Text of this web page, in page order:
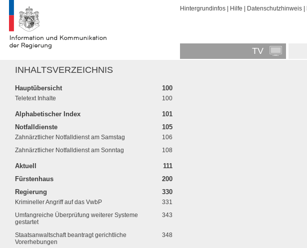
Hintergrundinfos Hilfe Datenschutzhinweis
TV
INHALTSVERZEICHNIS
100
Hauptübersicht
100
Teletext Inhalte
101
Alphabetischer Index
105
Notfalldienste
106
Zahnärztlicher Notfalldienst am Samstag
108
Zahnärztlicher Notfalldienst am Sonntag
111
Aktuell
200
Fürstenhaus
330
Regierung
331
Krimineller Angriff auf das VwbP
343
Umfangreiche Überprüfung weiterer Systeme
gestartet
348
Staatsanwaltschaft beantragt gerichtliche
Vorerhebungen